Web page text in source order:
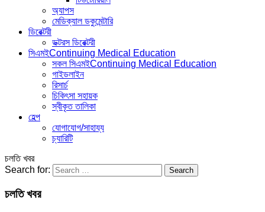
অ্যাপস
মেডিক্যাল ডকুমেন্টারি
ডিরেক্টরী
ডক্টরস ডিরেক্টরী
সিএমইContinuing Medical Education
সকল সিএমইContinuing Medical Education
গাইডলাইন
রিসার্চ
চিকিৎসা সহায়ক
স্বীকৃত তালিকা
হেল্প
যোগাযোগ/সাহায্য
চ্যারিটি
চলতি খবর
Search for:
চলতি খবর